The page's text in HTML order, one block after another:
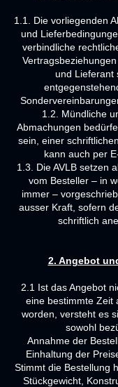
1.1. Die vorliegenden
und
verbindliche
und Lieferant
1.2. Mündliche
Abmachungen
sein, einer
kann auch per
1.3. Die AVLB setzen
vom Besteller – in
immer –
ausser Kraft, sofern
schriftlich
2. Angebot
2.1 Ist das Angebot
eine bestimmte Zeit
worden, versteht es
sowohl
Annahme der
Einhaltung der
Stimmt die Bestellung
Stückgewicht,